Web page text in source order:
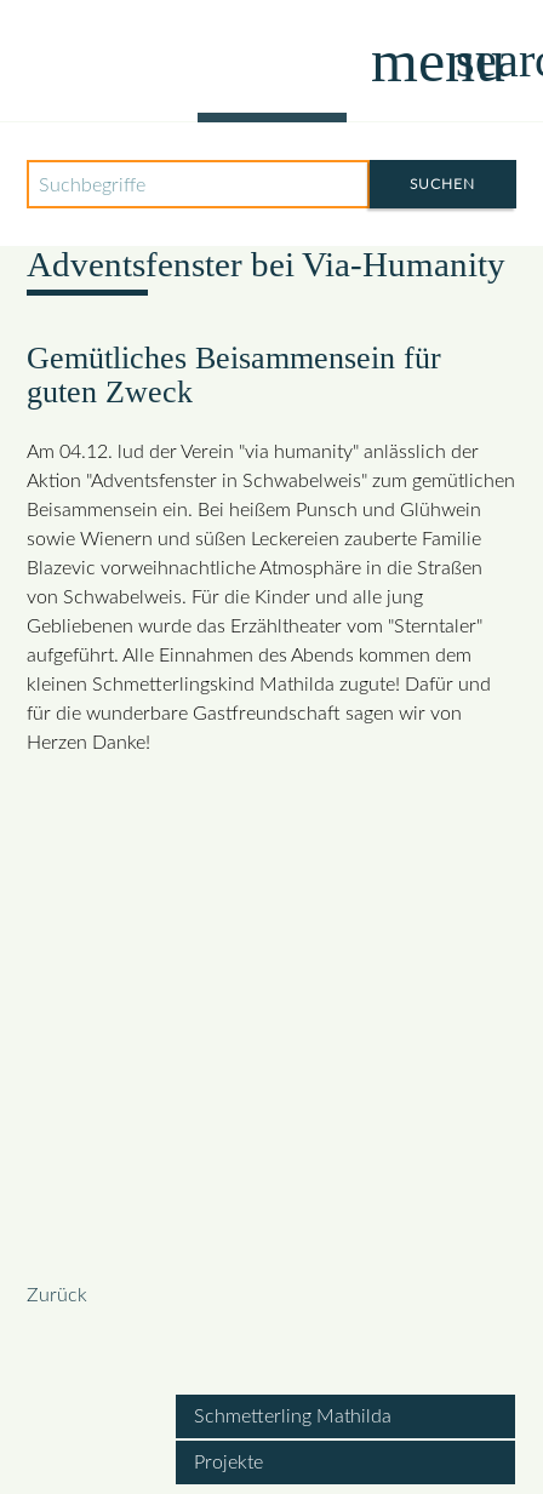
menu
Suchbegriffe SUCHEN
Adventsfenster bei Via-Humanity
Gemütliches Beisammensein für
guten Zweck
Am 04.12. lud der Verein "via humanity" anlässlich der
Aktion "Adventsfenster in Schwabelweis" zum gemütlichen
Beisammensein ein. Bei heißem Punsch und Glühwein
sowie Wienern und süßen Leckereien zauberte Familie
Blazevic vorweihnachtliche Atmosphäre in die Straßen
von Schwabelweis. Für die Kinder und alle jung
Gebliebenen wurde das Erzähltheater vom "Sterntaler"
aufgeführt. Alle Einnahmen des Abends kommen dem
kleinen Schmetterlingskind Mathilda zugute! Dafür und
für die wunderbare Gastfreundschaft sagen wir von
Herzen Danke!
Zurück
Schmetterling Mathilda
Projekte